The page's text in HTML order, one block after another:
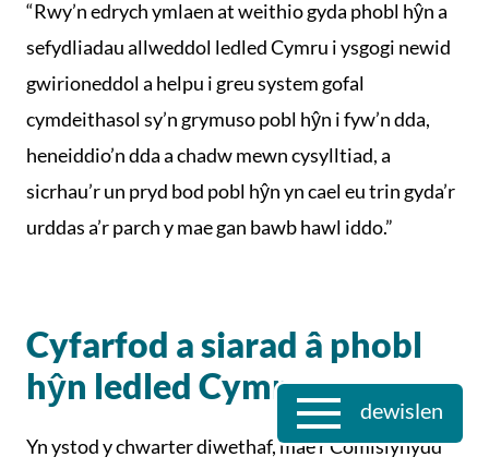
dewislen
“Rwy’n edrych ymlaen at weithio gyda phobl hŷn a
sefydliadau allweddol ledled Cymru i ysgogi newid
gwirioneddol a helpu i greu system gofal
cymdeithasol sy’n grymuso pobl hŷn i fyw’n dda,
heneiddio’n dda a chadw mewn cysylltiad, a
sicrhau’r un pryd bod pobl hŷn yn cael eu trin gyda’r
urddas a’r parch y mae gan bawb hawl iddo.”
Cyfarfod a siarad â phobl
hŷn ledled Cymru
Yn ystod y chwarter diwethaf, mae’r Comisiynydd